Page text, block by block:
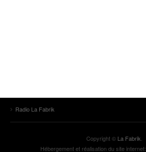
Radio La Fabrik
Copyright © La Fabrik
Hébergement et réalisation du site internet: